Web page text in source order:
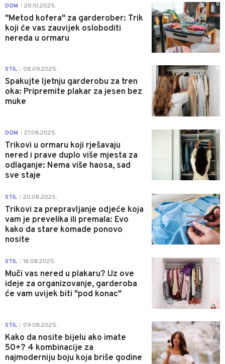
DOM 20.10.2025.
"Metod kofera" za garderober: Trik
koji će vas zauvijek osloboditi
nereda u ormaru
0
STIL 08.09.2025.
Spakujte ljetnju garderobu za tren
oka: Pripremite plakar za jesen bez
muke
0
DOM 27.08.2025.
Trikovi u ormaru koji rješavaju
nered i prave duplo više mjesta za
odlaganje: Nema više haosa, sad
sve staje
0
STIL 20.08.2025.
Trikovi za prepravljanje odjeće koja
vam je prevelika ili premala: Evo
kako da stare komade ponovo
nosite
0
STIL 18.08.2025.
Muči vas nered u plakaru? Uz ove
ideje za organizovanje, garderoba
će vam uvijek biti "pod konac"
0
STIL 09.08.2025.
Kako da nosite bijelu ako imate
50+? 4 kombinacije za
najmoderniju boju koja briše godine
0